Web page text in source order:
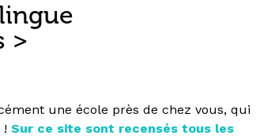
>
une école près de chez vous, qui
! Sur ce site sont recensés tous les